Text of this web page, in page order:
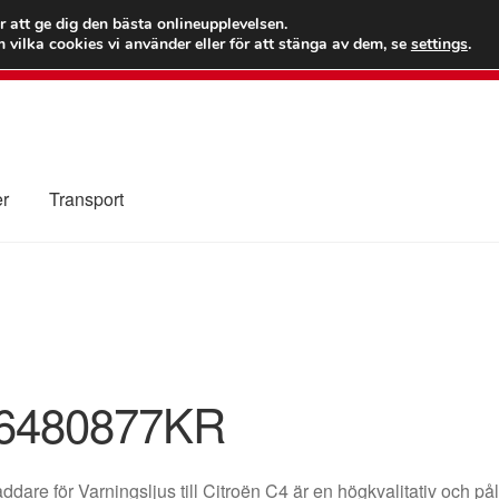
kr
Ring
Transport
för Varningsljus till Citroën C4 är en högkvalitativ och
att ge dig den bästa onlineupplevelsen.
vilka cookies vi använder eller för att stänga av dem, se settings.